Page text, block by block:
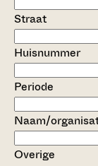
Straat
Huisnummer
Periode
Naam/
Overige